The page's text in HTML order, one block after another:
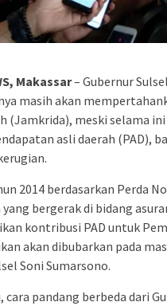
Makassar– Gubernur
masih akan
(Jamkrida), meski selama
asli daerah (PAD),
2014 berdasarkan Perda
bergerak di bidang
kontribusi PAD untuk
akan dibubarkan pada
Soni Sumarsono.
cara pandang berbeda dari